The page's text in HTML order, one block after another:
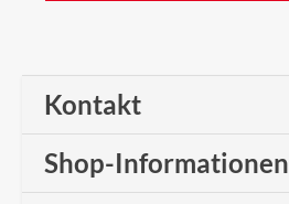
Kontakt
Shop-Informationen